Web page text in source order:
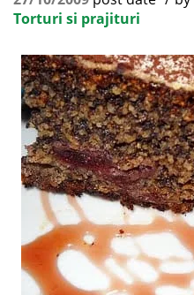
Torturi si prajituri